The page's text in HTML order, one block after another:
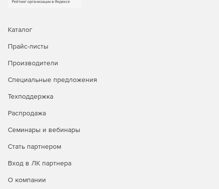
лицами. Шифрование основано на файлах, и доступны
различные типы шифрования (для всей компании,
пользователей). Для одного носителя можно
стандартов AES-NI.
регистрация в Windows и сопутствующее шифрование
дисков, начиная от USB/CD или замены операционной
системы.
Шифрование папок защищает данные при потере
Каталог
Прайс-листы
Производители
Специальные предложения
Техподдержка
Распродажа
Семинары и вебинары
Стать партнером
Вход в ЛК партнера
О компании